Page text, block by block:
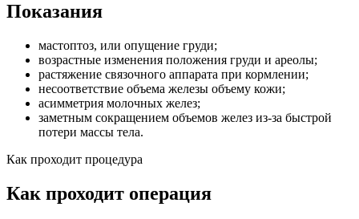
Показания
мастоптоз, или опущение груди;
возрастные изменения положения груди и ареолы;
растяжение связочного аппарата при кормлении;
несоответствие объема железы объему кожи;
асимметрия молочных желез;
заметным сокращением объемов желез из-за быстрой
потери массы тела.
Как проходит процедура
Как проходит операция